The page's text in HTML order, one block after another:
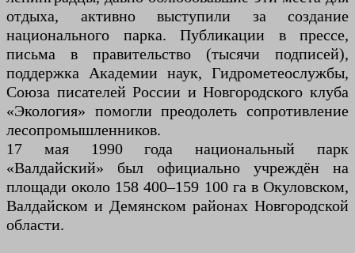
отдыха, активно выступили за создание
национального парка. Публикации в прессе,
письма в правительство (тысячи подписей),
поддержка Академии наук, Гидрометеослужбы,
Союза писателей России и Новгородского клуба
«Экология» помогли преодолеть сопротивление
лесопромышленников.
17 мая 1990 года национальный парк
«Валдайский» был официально учреждён на
площади около 158 400–159 100 га в Окуловском,
Валдайском и Демянском районах Новгородской
области.